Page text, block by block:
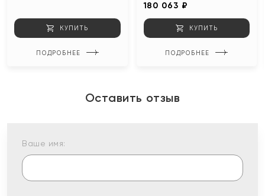
КУПИТЬ
ПОДРОБНЕЕ
180 063 ₽
КУПИТЬ
ПОДРОБНЕЕ
Оставить отзыв
Ваше имя: